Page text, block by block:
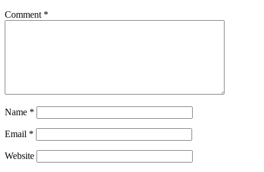
Comment *
Name *
Email *
Website